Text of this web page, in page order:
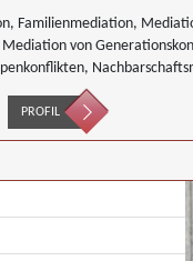
Familienmediation,
Mediation von
PROFIL